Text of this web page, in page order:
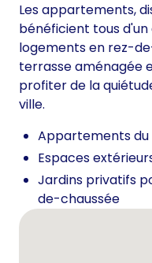
Les appartements,
bénéficient tous
logements en rez-
terrasse aménagée
profiter de la
ville.
Appartements du
Espaces
Jardins privatifs
de-chaussée